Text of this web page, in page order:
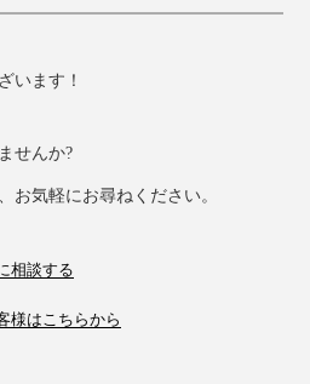
います！
せんか?
お気軽にお尋ねください。
相談する
様はこちらから